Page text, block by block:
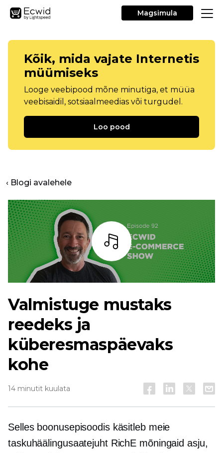
Magsimula
Kõik, mida vajate Internetis
müümiseks
Looge veebipood mõne minutiga, et müüa
veebisaidil, sotsiaalmeedias või turgudel.
Loo pood
‹ Blogi avalehele
Kuulama
Valmistuge mustaks
reedeks ja
küberesmaspäevaks
kohe
14 minutit kuulata
Selles boonusepisoodis käsitleb meie
taskuhäälingusaatejuht RichE mõningaid asju,